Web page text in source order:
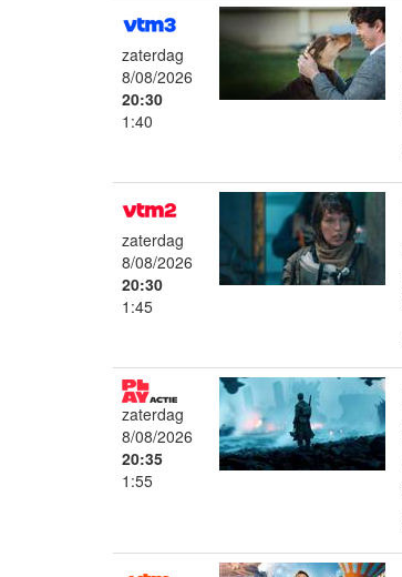
zaterdag
8/08/2026
20:30
1:40
zaterdag
8/08/2026
20:30
1:45
zaterdag
8/08/2026
20:35
1:55